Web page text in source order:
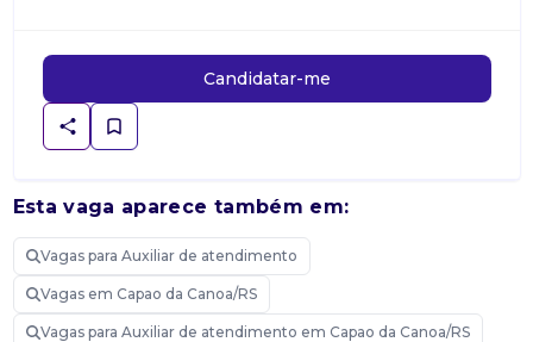
Candidatar-me
Esta vaga aparece também em:
Vagas para Auxiliar de atendimento
Vagas em Capao da Canoa/RS
Vagas para Auxiliar de atendimento em Capao da Canoa/RS